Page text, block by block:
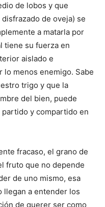
de lobos y que
de oveja) se
a matarla por
tiene su fuerza en
aislado e
menos enemigo. Sabe
trigo y que la
del bien, puede
y compartido en
fracaso, el grano de
fruto que no depende
de uno mismo, esa
llegan a entender los
de querer ser como